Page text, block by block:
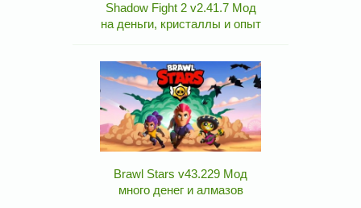
Shadow Fight 2 v2.41.7 Мод
на деньги, кристаллы и опыт
Brawl Stars v43.229 Мод
много денег и алмазов